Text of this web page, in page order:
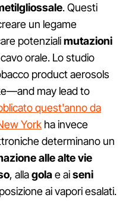
. Questi
un legame
potenzialimutazioni
orale. Lo studio
product aerosols
may lead to
quest'anno da
York ha invece
determinano un
alle alte vie
, allagolae aiseni
ai vapori esalati.